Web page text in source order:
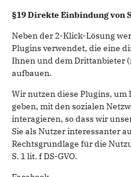
§19 Direkte Einbindung von
Neben der 2-Klick-Lösung
Plugins verwendet, die eine
Ihnen und dem Drittanbieter
aufbauen.
Wir nutzen diese Plugins, um
geben, mit den sozialen
interagieren, so dass wir
Sie als Nutzer interessanter
Rechtsgrundlage für die
S. 1 lit. f DS-GVO.